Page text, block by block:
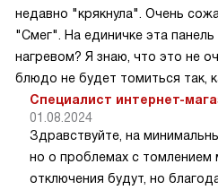
недавно "крякнула". Очень
"Смег". На единичке эта
нагревом? Я знаю, что это не
блюдо не будет томиться так,
Специалист интернет-
01.08.2024
Здравствуйте, на
но о проблемах с томлением
отключения будут, но